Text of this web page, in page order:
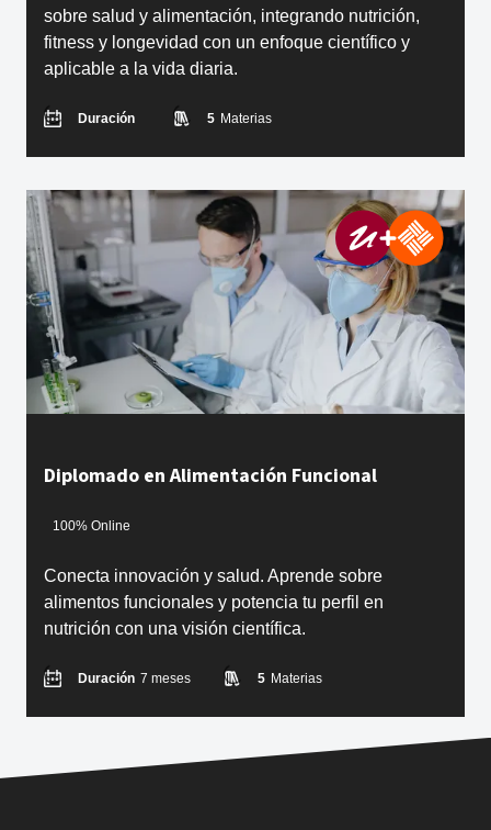
sobre salud y alimentación, integrando nutrición,
fitness y longevidad con un enfoque científico y
aplicable a la vida diaria.
Duración 5 Materias
Diplomado en Alimentación Funcional
100% Online
Conecta innovación y salud. Aprende sobre
alimentos funcionales y potencia tu perfil en
nutrición con una visión científica.
Duración 7 meses 5 Materias